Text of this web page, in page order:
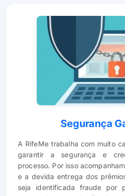
Segurança
A RifeMe trabalha com muito
garantir a segurança e
processo. Por isso
e a devida entrega dos
seja identificada fraude por